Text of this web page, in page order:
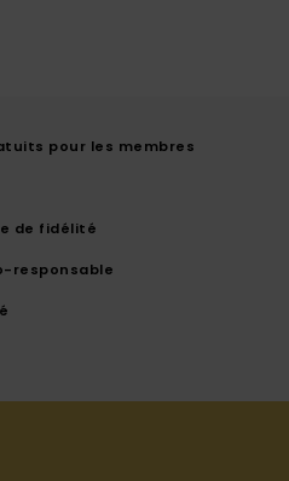
pour les membres
de fidélité
responsable